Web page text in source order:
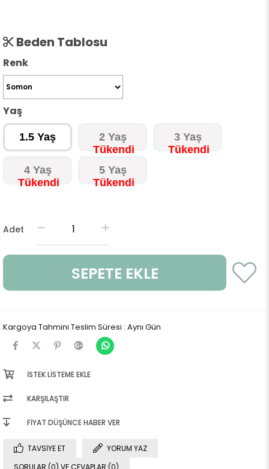
Beden Tablosu
Renk
Yaş
1.5 Yaş 2 Yaş 3 Yaş
4 Yaş 5 Yaş
Adet
Kargoya Tahmini Teslim Süresi : Aynı Gün
İSTEK LISTEME EKLE
KARŞILAŞTIR
FIYAT DÜŞÜNCE HABER VER
TAVSIYE ET
YORUM YAZ
SORULAR (0) VE CEVAPLAR (0)